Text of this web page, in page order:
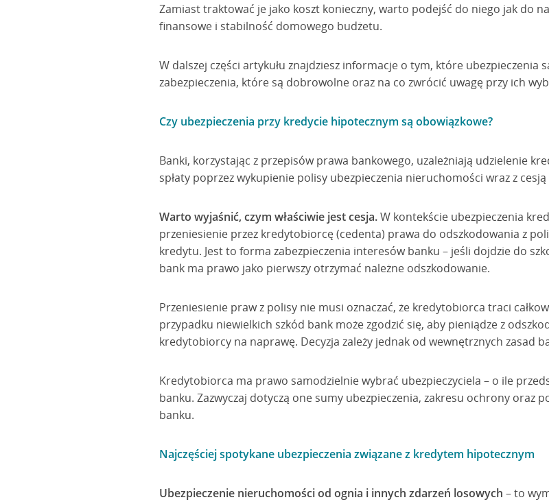
Zamiast traktować je jako koszt konieczny, warto podejść do niego jak do
finansowe i stabilność domowego budżetu.
W dalszej części artykułu znajdziesz informacje o tym, które ubezpieczenia
zabezpieczenia, które są dobrowolne oraz na co zwrócić uwagę przy ich
Czy ubezpieczenia przy kredycie hipotecznym są obowiązkowe?
Banki, korzystając z przepisów prawa bankowego, uzależniają udzielenie
spłaty poprzez wykupienie polisy ubezpieczenia nieruchomości wraz z
Warto wyjaśnić, czym właściwie jest cesja.W kontekście ubezpieczenia
przeniesienie przez kredytobiorcę (cedenta) prawa do odszkodowania z
kredytu. Jest to forma zabezpieczenia interesów banku – jeśli dojdzie do
bank ma prawo jako pierwszy otrzymać należne odszkodowanie.
Przeniesienie praw z polisy nie musi oznaczać, że kredytobiorca traci
przypadku niewielkich szkód bank może zgodzić się, aby pieniądze z
kredytobiorcy na naprawę. Decyzja zależy jednak od wewnętrznych zasad
Kredytobiorca ma prawo samodzielnie wybrać ubezpieczyciela – o ile
banku. Zazwyczaj dotyczą one sumy ubezpieczenia, zakresu ochrony oraz
banku.
Najczęściej spotykane ubezpieczenia związane z kredytem hipotecznym
Ubezpieczenie nieruchomości od ognia i innych zdarzeń losowych – to